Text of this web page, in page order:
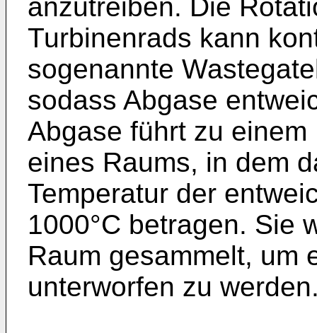
anzutreiben. Die
Turbinenrads kann
sogenannte
sodass Abgase
Abgase führt zu
eines Raums, in dem
Temperatur der
1000°C betragen. Sie
Raum gesammelt, um
unterworfen zu